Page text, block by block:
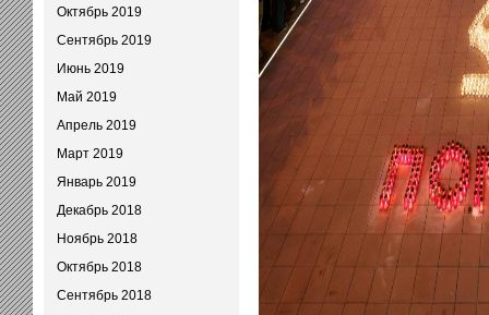
Октябрь 2019
Сентябрь 2019
Июнь 2019
Май 2019
Апрель 2019
Март 2019
Январь 2019
Декабрь 2018
Ноябрь 2018
Октябрь 2018
Сентябрь 2018